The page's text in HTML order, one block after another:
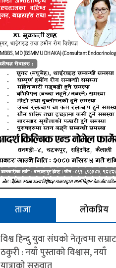
ताजा
लोकप्रिय
विश्व हिन्दु युवा संघको नेतृत्वमा
ठकुरी : नयाँ पुस्ताको विश्वास, नयाँ